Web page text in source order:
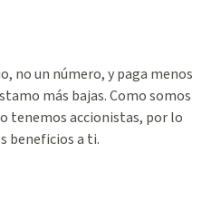
no un número, y paga menos
más bajas. Como somos
tenemos accionistas, por lo
beneficios a ti.